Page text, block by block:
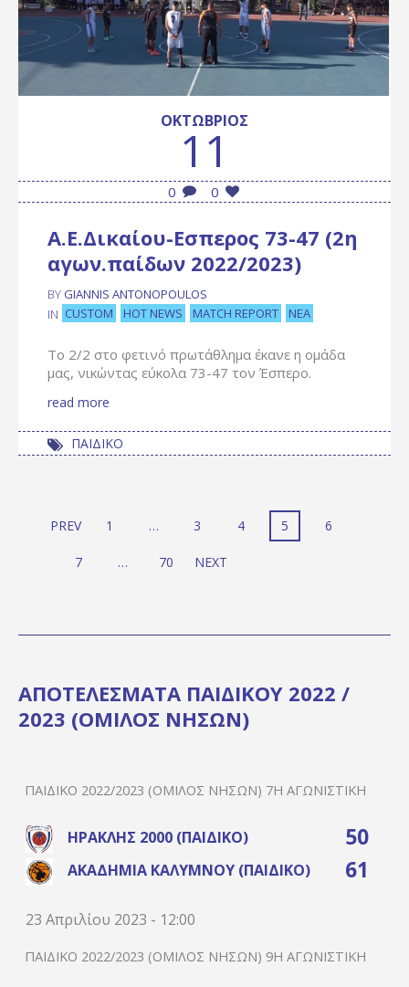
ΟΚΤΏΒΡΙΟΣ
11
0 0
Α.Ε.Δικαίου-Εσπερος 73-47 (2η
αγων.παίδων 2022/2023)
BY GIANNIS ANTONOPOULOS
IN CUSTOM HOT NEWS MATCH REPORT ΝΈΑ
Το 2/2 στο φετινό πρωτάθλημα έκανε η ομάδα
μας, νικώντας εύκολα 73-47 τον Έσπερο.
read more
ΠΑΙΔΙΚΟ
PREV 1 … 3 4 5 6
7 … 70 NEXT
ΑΠΟΤΕΛΕΣΜΑΤΑ ΠΑΙΔΙΚΟΥ 2022 /
2023 (ΟΜΙΛΟΣ ΝΗΣΩΝ)
ΠΑΙΔΙΚΌ 2022/2023 (ΌΜΙΛΟΣ ΝΉΣΩΝ) 7Η ΑΓΩΝΙΣΤΙΚΉ
ΗΡΑΚΛΉΣ 2000 (ΠΑΙΔΙΚΌ) 50
ΑΚΑΔΗΜΊΑ ΚΑΛΎΜΝΟΥ (ΠΑΙΔΙΚΌ) 61
23 Απριλίου 2023 - 12:00
ΠΑΙΔΙΚΌ 2022/2023 (ΌΜΙΛΟΣ ΝΉΣΩΝ) 9Η ΑΓΩΝΙΣΤΙΚΉ